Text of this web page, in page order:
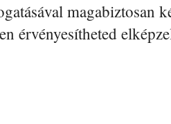
magabiztosan
érvényesítheted